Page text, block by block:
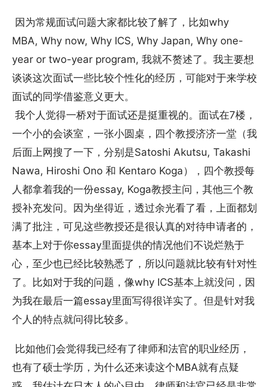
因为常规面试问题大家都比较了解了，比如why
MBA, Why now, Why ICS, Why Japan, Why one-
year or two-year program, 我就不赘述了。我主要想
谈谈这次面试一些比较个性化的经历，可能对于来学校
面试的同学借鉴意义更大。
我个人觉得一桥对于面试还是挺重视的。面试在7楼，
一个小的会谈室，一张小圆桌，四个教授济济一堂（我
后面上网搜了一下，分别是Satoshi Akutsu, Takashi
Nawa, Hiroshi Ono 和 Kentaro Koga），四个教授每
人都拿着我的一份essay, Koga教授主问，其他三个教
授补充发问。因为坐得近，透过余光看了看，上面都划
满了批注，可见这些教授还是很认真的对待申请者的，
基本上对于你essay里面提供的情况他们不说烂熟于
心，至少也已经比较熟悉了，所以问题就比较有针对性
了。比如对于我的问题，像why ICS基本上就没问，因
为我在最后一篇essay里面写得很详实了。但是针对我
个人的特点就问得比较多。
比如他们会觉得我已经有了律师和法官的职业经历，
也有了硕士学历，为什么还来读这个MBA就有点疑